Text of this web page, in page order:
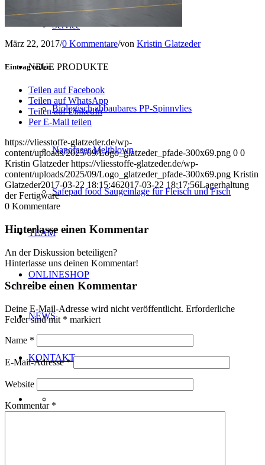
Service
NEUE PRODUKTE
Biologisch abbaubares PP-Spinnvlies
Nanofaser Meltblown
Safepad food Saugeinlage für Fleisch und Fisch
TEAM
ONLINESHOP
NEWS
KONTAKT
März 22, 2017/0 Kommentare/von Kristin Glatzeder
Eintrag teilen
Teilen auf Facebook
Teilen auf WhatsApp
Teilen auf LinkedIn
Per E-Mail teilen
https://vliesstoffe-glatzeder.de/wp-
content/uploads/2025/09/Logo_glatzeder_pfade-300x69.png 0 0
Kristin Glatzeder https://vliesstoffe-glatzeder.de/wp-
content/uploads/2025/09/Logo_glatzeder_pfade-300x69.png Kristin
Glatzeder2017-03-22 18:15:462017-03-22 18:17:56Lagerhaltung
der Fertigware
0 Kommentare
Hinterlasse einen Kommentar
An der Diskussion beteiligen?
Hinterlasse uns deinen Kommentar!
Schreibe einen Kommentar
Deine E-Mail-Adresse wird nicht veröffentlicht. Erforderliche
Felder sind mit * markiert
Name *
E-Mail-Adresse*
Website
Kommentar *